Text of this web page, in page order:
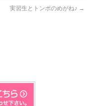
実習生とトンボのめがね♪ →